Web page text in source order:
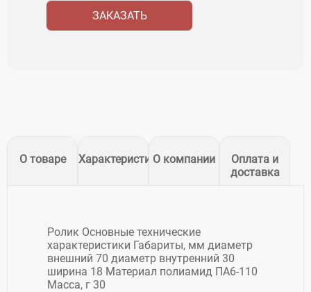
ЗАКАЗАТЬ
О товаре ХарактеристикиО компании
Оплата и
доставка
Ролик Основные технические
характеристики Габариты, мм диаметр
внешний 70 диаметр внутренний 30
ширина 18 Материал полиамид ПА6-110
Масса, г 30